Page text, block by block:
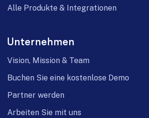
Alle Produkte & Integrationen
Unternehmen
Vision, Mission & Team
Buchen Sie eine kostenlose Demo
Partner werden
Arbeiten Sie mit uns